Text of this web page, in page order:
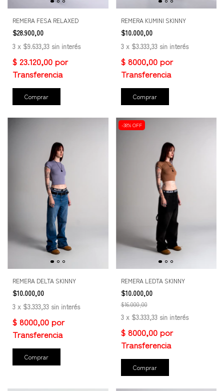
REMERA FESA RELAXED
$28.900,00
3 x $9.633,33 sin interés
Comprar
REMERA KUMINI SKINNY
$10.000,00
3 x $3.333,33 sin interés
Comprar
REMERA DELTA SKINNY
$10.000,00
3 x $3.333,33 sin interés
Comprar
REMERA LEDTA SKINNY
$10.000,00
-38% OFF
$16.000,00
3 x $3.333,33 sin interés
Comprar